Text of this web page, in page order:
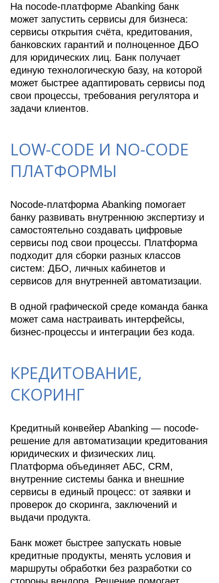
На nocode-платформе Abanking банк
может запустить сервисы для бизнеса:
сервисы открытия счёта, кредитования,
банковских гарантий и полноценное ДБО
для юридических лиц. Банк получает
единую технологическую базу, на которой
может быстрее адаптировать сервисы под
свои процессы, требования регулятора и
задачи клиентов.
LOW-CODE И NO-CODE
ПЛАТФОРМЫ
Nocode-платформа Abanking помогает
банку развивать внутреннюю экспертизу и
самостоятельно создавать цифровые
сервисы под свои процессы. Платформа
подходит для сборки разных классов
систем: ДБО, личных кабинетов и
сервисов для внутренней автоматизации.
В одной графической среде команда банка
может сама настраивать интерфейсы,
бизнес-процессы и интеграции без кода.
КРЕДИТОВАНИЕ,
СКОРИНГ
Кредитный конвейер Abanking — nocode-
решение для автоматизации кредитования
юридических и физических лиц.
Платформа объединяет АБС, CRM,
внутренние системы банка и внешние
сервисы в единый процесс: от заявки и
проверок до скоринга, заключений и
выдачи продукта.
Банк может быстрее запускать новые
кредитные продукты, менять условия и
маршруты обработки без разработки со